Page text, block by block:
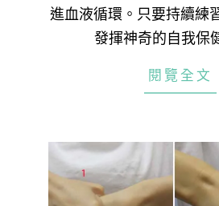
進血液循環。只要持續練
發揮神奇的自我保
閱覽全文